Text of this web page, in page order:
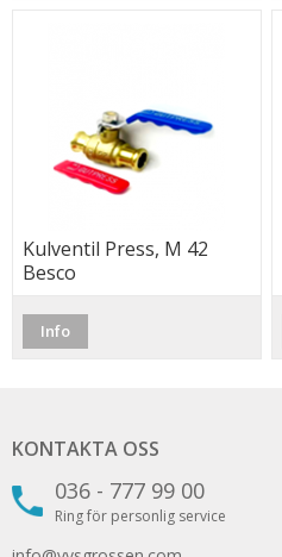
Kulventil Press, M 42
Besco
Info
KONTAKTA OSS
036 - 777 99 00
Ring för personlig service